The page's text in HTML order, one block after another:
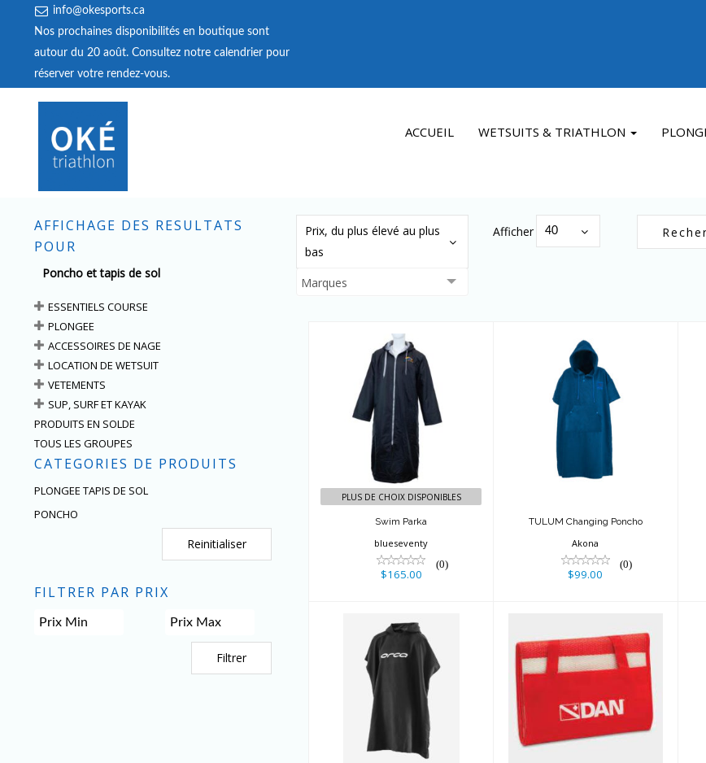
info@okesports.ca
Nos prochaines disponibilités en boutique sont
autour du 20 août. Consultez notre calendrier pour
réserver votre rendez‑vous.
ACCUEIL WETSUITS & TRIATHLON
AFFICHAGE DES RESULTATS
POUR
Poncho et tapis de sol
ESSENTIELS COURSE
PLONGEE
ACCESSOIRES DE NAGE
LOCATION DE WETSUIT
VETEMENTS
SUP, SURF ET KAYAK
PRODUITS EN SOLDE
TOUS LES GROUPES
CATEGORIES DE PRODUITS
PLONGEE TAPIS DE SOL
PONCHO
Reinitialiser
FILTRER PAR PRIX
Filtrer
Prix, du plus élevé au plus
bas
Afficher : 40
Marques
Swim Parka
$165.00
PLUS DE CHOIX DISPONIBLES
Swim Parka
blueseventy
(0)
$165.00
TULUM Changing
Poncho
TULUM Changing Poncho
Akona
(0)
$99.00
Poncho Towel
Do - Tapis de
plage
$35.00